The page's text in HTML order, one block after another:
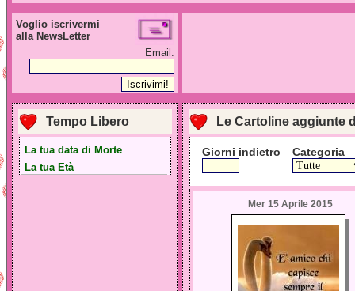
Voglio iscrivermi
alla NewsLetter
Email:
Tempo Libero
La tua data di Morte
La tua Età
Le Cartoline aggiunte
Giorni indietro Categoria
Mer 15 Aprile 2015